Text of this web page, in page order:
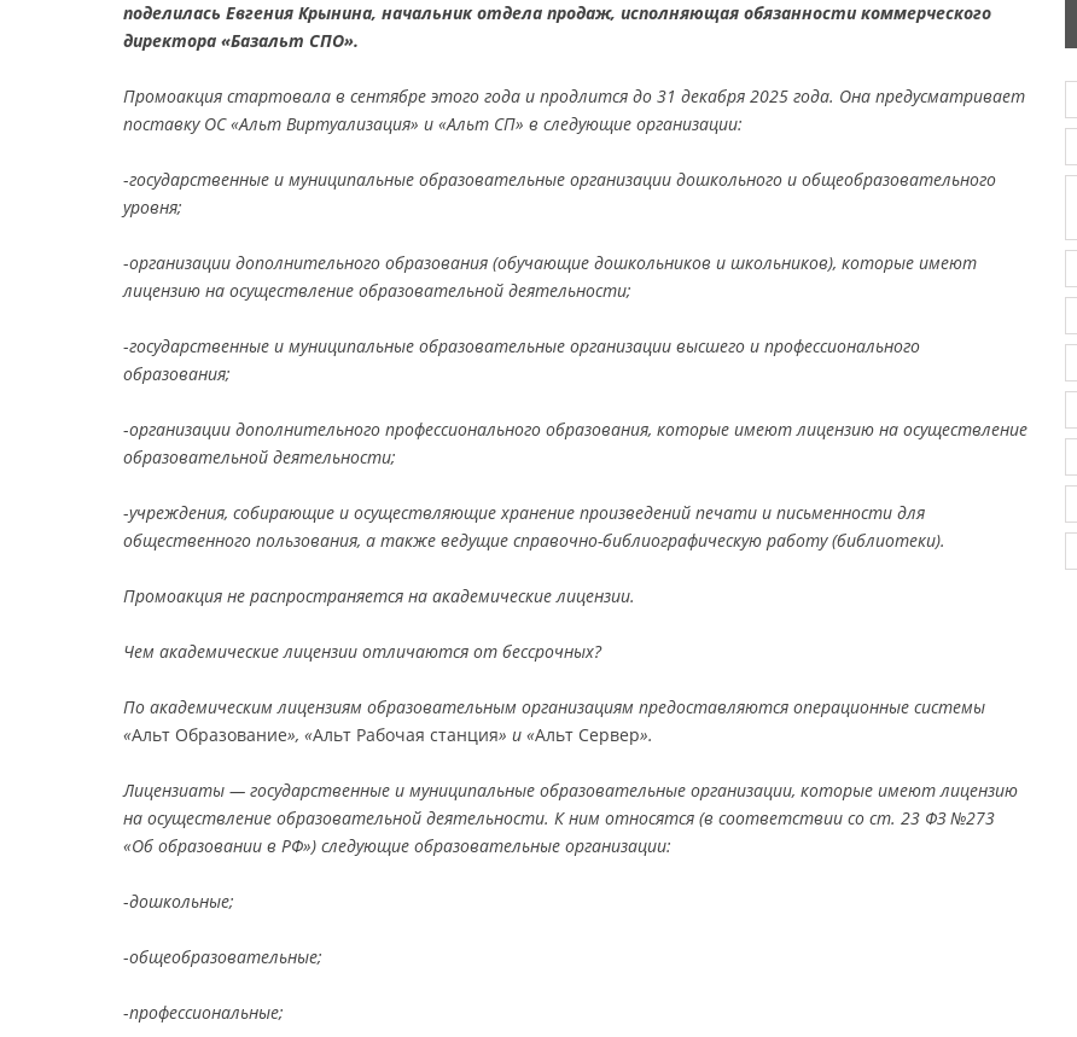
поделилась Евгения Крынина, начальник отдела продаж, исполняющая обязанности коммерческого
директора «Базальт СПО».
Промоакция стартовала в сентябре этого года и продлится до 31 декабря 2025 года. Она предусматривает
поставку ОС «Альт Виртуализация» и «Альт СП» в следующие организации:
-государственные и муниципальные образовательные организации дошкольного и общеобразовательного
уровня;
-организации дополнительного образования (обучающие дошкольников и школьников), которые имеют
лицензию на осуществление образовательной деятельности;
-государственные и муниципальные образовательные организации высшего и профессионального
образования;
-организации дополнительного профессионального образования, которые имеют лицензию на осуществление
образовательной деятельности;
-учреждения, собирающие и осуществляющие хранение произведений печати и письменности для
общественного пользования, а также ведущие справочно-библиографическую работу (библиотеки).
Промоакция не распространяется на академические лицензии.
Чем академические лицензии отличаются от бессрочных?
По академическим лицензиям образовательным организациям предоставляются операционные системы
«Альт Образование», «Альт Рабочая станция» и «Альт Сервер».
Лицензиаты — государственные и муниципальные образовательные организации, которые имеют лицензию
на осуществление образовательной деятельности. К ним относятся (в соответствии со ст. 23 ФЗ №273
«Об образовании в РФ») следующие образовательные организации:
-дошкольные;
-общеобразовательные;
-профессиональные;